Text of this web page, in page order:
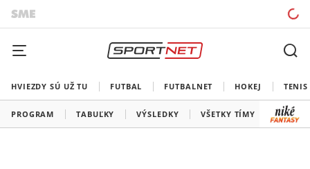
HVIEZDY SÚ UŽ TU FUTBAL FUTBALNET HOKEJ TENIS
PROGRAM TABUĽKY VÝSLEDKY VŠETKY TÍMY